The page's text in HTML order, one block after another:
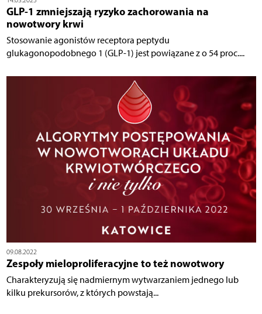
GLP-1 zmniejszają ryzyko zachorowania na
nowotwory krwi
Stosowanie agonistów receptora peptydu
glukagonopodobnego 1 (GLP-1) jest powiązane z o 54 proc....
09.08.2022
Zespoły mieloproliferacyjne to też nowotwory
Charakteryzują się nadmiernym wytwarzaniem jednego lub
kilku prekursorów, z których powstają...